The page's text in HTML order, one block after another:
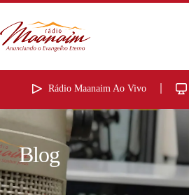
Rádio Maanaim Ao Vivo
Blog